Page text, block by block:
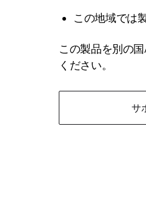
この地域では
この製品を別の
ください。
サ